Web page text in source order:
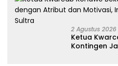
2 Agustus 2026
Ketua
Kontingen